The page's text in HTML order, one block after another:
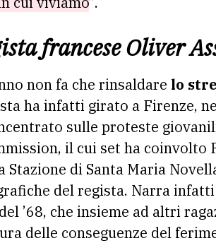
francese Oliver
non fa che rinsaldare lo
ha infatti girato a Firenze,
sulle proteste
il cui set ha coinvolto
di Santa Maria
del regista. Narra
’68, che insieme ad altri
delle conseguenze del